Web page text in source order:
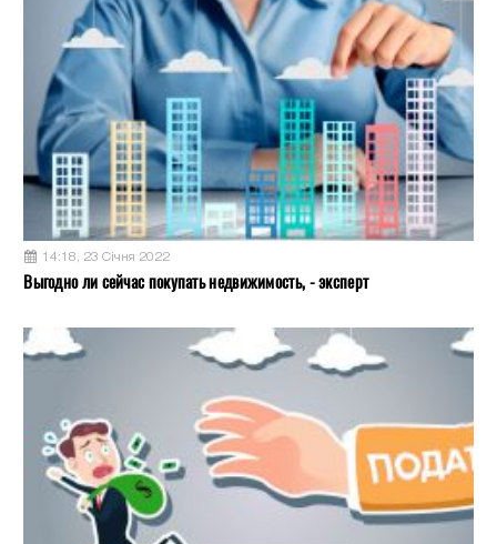
14:18, 23 Січня 2022
Выгодно ли сейчас покупать недвижимость, - эксперт